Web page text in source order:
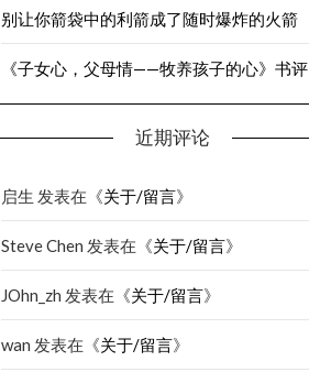
别让你箭袋中的利箭成了随时爆炸的火箭
《子女心，父母情——牧养孩子的心》书评
近期评论
启生 发表在《关于/留言》
Steve Chen 发表在《关于/留言》
JOhn_zh 发表在《关于/留言》
wan 发表在《关于/留言》